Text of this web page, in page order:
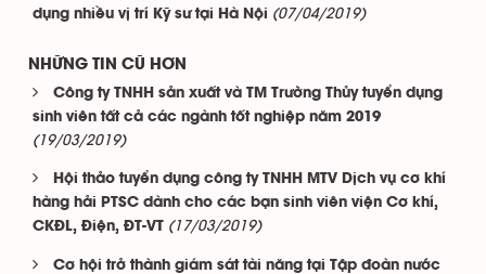
dụng nhiều vị trí Kỹ sư tại Hà Nội (07/04/2019)
NHỮNG TIN CŨ HƠN
Công ty TNHH sản xuất và TM Trường Thủy tuyển dụng
sinh viên tất cả các ngành tốt nghiệp năm 2019
(19/03/2019)
Hội thảo tuyển dụng công ty TNHH MTV Dịch vụ cơ khí
hàng hải PTSC dành cho các bạn sinh viên viện Cơ khí,
CKĐL, Điện, ĐT-VT (17/03/2019)
Cơ hội trở thành giám sát tài năng tại Tập đoàn nước